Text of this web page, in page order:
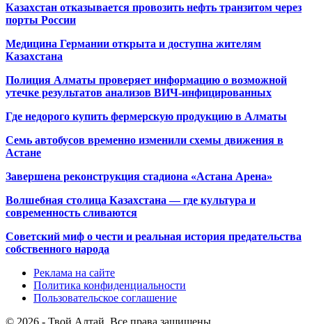
Казахстан отказывается провозить нефть транзитом через
порты России
Медицина Германии открыта и доступна жителям
Казахстана
Полиция Алматы проверяет информацию о возможной
утечке результатов анализов ВИЧ-инфицированных
Где недорого купить фермерскую продукцию в Алматы
Семь автобусов временно изменили схемы движения в
Астане
Завершена реконструкция стадиона «Астана Арена»
Волшебная столица Казахстана — где культура и
современность сливаются
Советский миф о чести и реальная история предательства
собственного народа
Реклама на сайте
Политика конфиденциальности
Пользовательское соглашение
© 2026 - Твой Алтай. Все права защищены.